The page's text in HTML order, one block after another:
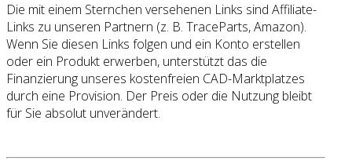
Die mit einem Sternchen versehenen Links sind Affiliate-
Links zu unseren Partnern (z. B. TraceParts, Amazon).
Wenn Sie diesen Links folgen und ein Konto erstellen
oder ein Produkt erwerben, unterstützt das die
Finanzierung unseres kostenfreien CAD-Marktplatzes
durch eine Provision. Der Preis oder die Nutzung bleibt
für Sie absolut unverändert.